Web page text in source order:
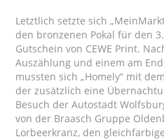
Letztlich setzte sich
den bronzenen Pokal für den
Gutschein von CEWE Print.
Auszählung und einem am
mussten sich „Homely“ mit
der zusätzlich eine
Besuch der Autostadt
von der Braasch Gruppe
Lorbeerkranz, den